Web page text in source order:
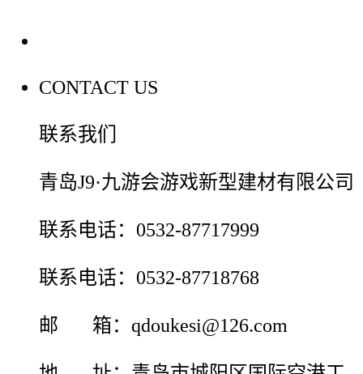
CONTACT US
联系我们
青岛J9·九游会游戏新型建材有限公司
联系电话：0532-87717999
联系电话：0532-87718768
邮 箱：qdoukesi@126.com